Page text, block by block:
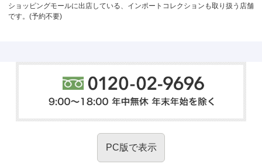
ショッピングモールに出店している、インポートコレクションも取り扱う店舗
です。(予約不要)
PC版で表示